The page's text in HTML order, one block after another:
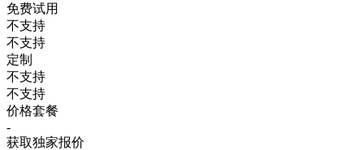
免费试用
不支持
不支持
定制
不支持
不支持
价格套餐
-
获取独家报价